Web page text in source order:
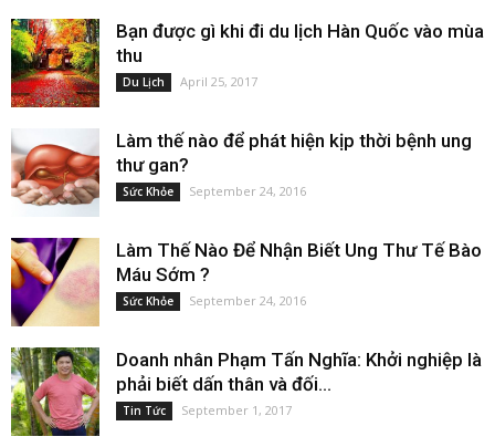
Bạn được gì khi đi du lịch Hàn Quốc vào mùa
thu
Du Lịch April 25, 2017
Làm thế nào để phát hiện kịp thời bệnh ung
thư gan?
Sức Khỏe September 24, 2016
Làm Thế Nào Để Nhận Biết Ung Thư Tế Bào
Máu Sớm ?
Sức Khỏe September 24, 2016
Doanh nhân Phạm Tấn Nghĩa: Khởi nghiệp là
phải biết dấn thân và đối...
Tin Tức September 1, 2017